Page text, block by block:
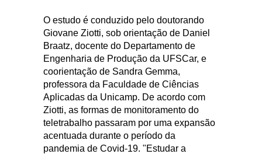
O estudo é conduzido pelo doutorando
Giovane Ziotti, sob orientação de Daniel
Braatz, docente do Departamento de
Engenharia de Produção da UFSCar, e
coorientação de Sandra Gemma,
professora da Faculdade de Ciências
Aplicadas da Unicamp. De acordo com
Ziotti, as formas de monitoramento do
teletrabalho passaram por uma expansão
acentuada durante o período da
pandemia de Covid-19. "Estudar a